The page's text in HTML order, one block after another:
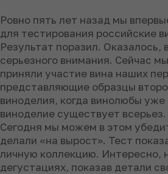
Ровно пять лет назад мы
для тестирования российские
Результат поразил.
серьезного внимания. Сейчас
приняли участие вина наших
представляющие образцы
виноделия, когда винолюбы
виноделие существует всерьез.
Сегодня мы можем в этом
делали «на вырост». Тест
личную коллекцию. Интересно,
дегустациях, показав детали